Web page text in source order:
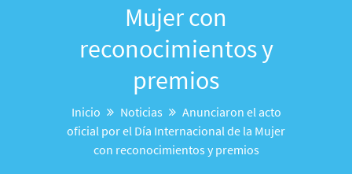
Mujer con
reconocimientos y
premios
Inicio Noticias
Anunciaron el acto
oficial por el Día Internacional de la Mujer
con reconocimientos y premios